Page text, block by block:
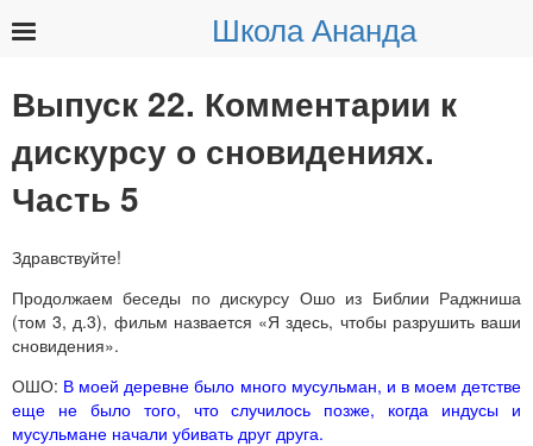
Школа Ананда
Выпуск 22. Комментарии к
дискурсу о сновидениях.
Часть 5
Здравствуйте!
Продолжаем беседы по дискурсу Ошо из Библии Раджниша
(том 3, д.3), фильм назвается «Я здесь, чтобы разрушить ваши
сновидения».
ОШО: В моей деревне было много мусульман, и в моем детстве
еще не было того, что случилось позже, когда индусы и
мусульмане начали убивать друг друга.